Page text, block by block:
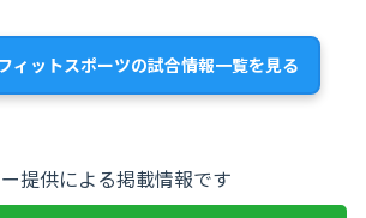
ィットスポーツの試合情報一覧を見る
提供による掲載情報です